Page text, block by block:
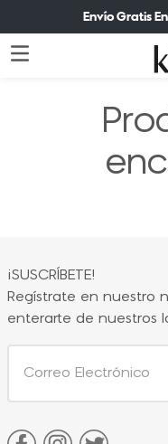
Envío Gratis
¡SUSCRÍBETE!
Regístrate en nuestro
enterarte de nuestros